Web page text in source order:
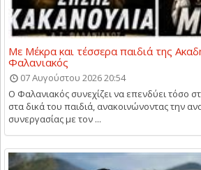
Με Μέκρα και τέσσερα παιδιά της
Φαλανιακός
07 Αυγούστου 2026 20:54
Ο Φαλανιακός συνεχίζει να επενδύει τόσο
στα δικά του παιδιά, ανακοινώνοντας την
συνεργασίας με τον ...